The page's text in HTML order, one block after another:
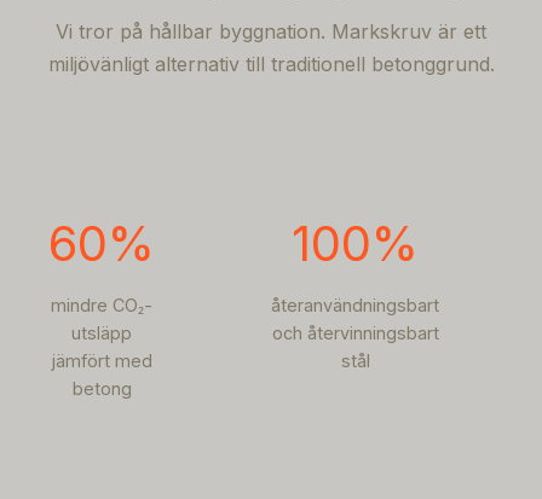
Vi tror på hållbar byggnation. Markskruv är ett
miljövänligt alternativ till traditionell betonggrund.
60%
mindre CO₂-
utsläpp
jämfört med
betong
100%
återanvändningsbart
och återvinningsbart
stål